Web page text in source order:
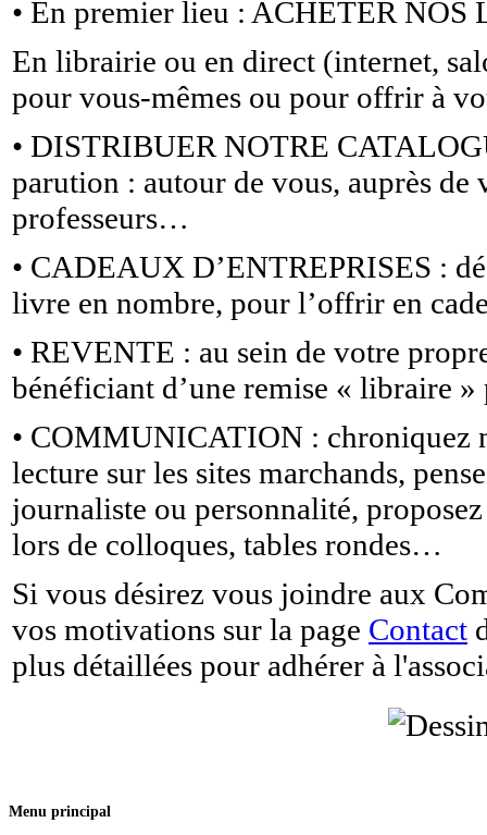
• En premier lieu : ACHETER NOS
En librairie ou en direct (internet,
pour vous-mêmes ou pour offrir à
• DISTRIBUER NOTRE
parution : autour de vous, auprès
professeurs…
• CADEAUX D’ENTREPRISES :
livre en nombre, pour l’offrir en
• REVENTE : au sein de votre
bénéficiant d’une remise « libraire
• COMMUNICATION : chroniquez
lecture sur les sites marchands,
journaliste ou personnalité,
lors de colloques, tables rondes…
Si vous désirez vous joindre aux
vos motivations sur la page Contact
plus détaillées pour adhérer à
Menu principal